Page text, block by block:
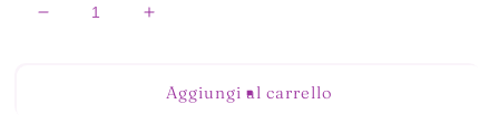
Diminuisci
Aumenta
VINILE
Aggiungi al carrello